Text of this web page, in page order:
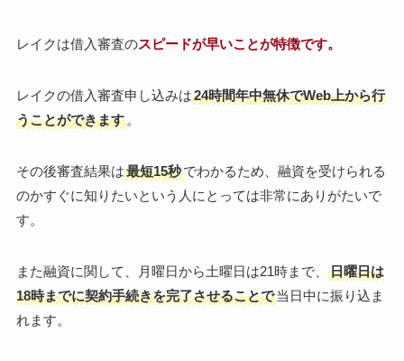
レイクは借入審査のスピードが早いことが特徴です。
レイクの借入審査申し込みは24時間年中無休でWeb上から行
うことができます。
その後審査結果は最短15秒でわかるため、融資を受けられる
のかすぐに知りたいという人にとっては非常にありがたいで
す。
また融資に関して、月曜日から土曜日は21時まで、
日曜日は
18時までに契約手続きを完了させることで当日中に振り込ま
れます。